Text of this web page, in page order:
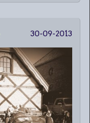
30-09-2013